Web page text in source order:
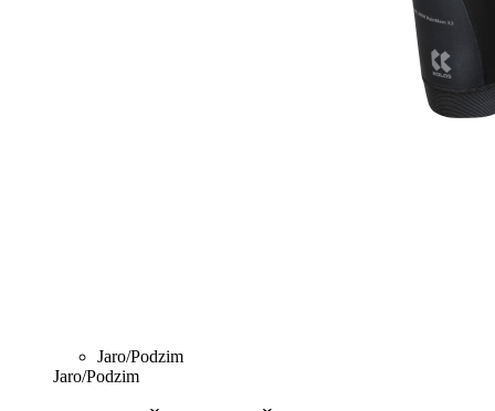
Jaro/Podzim
Jaro/Podzim